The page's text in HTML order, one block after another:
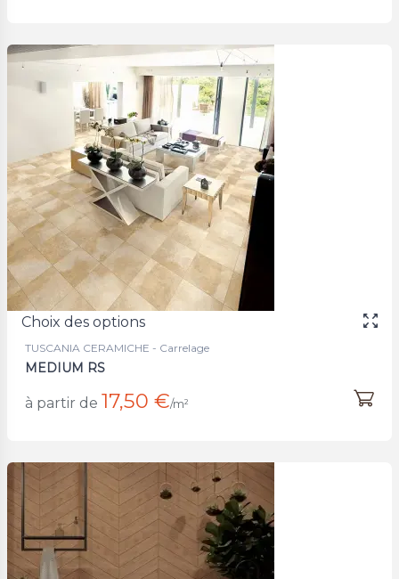
Choix des options
TUSCANIA CERAMICHE - Carrelage
MEDIUM RS
à partir de 17,50 €/m²